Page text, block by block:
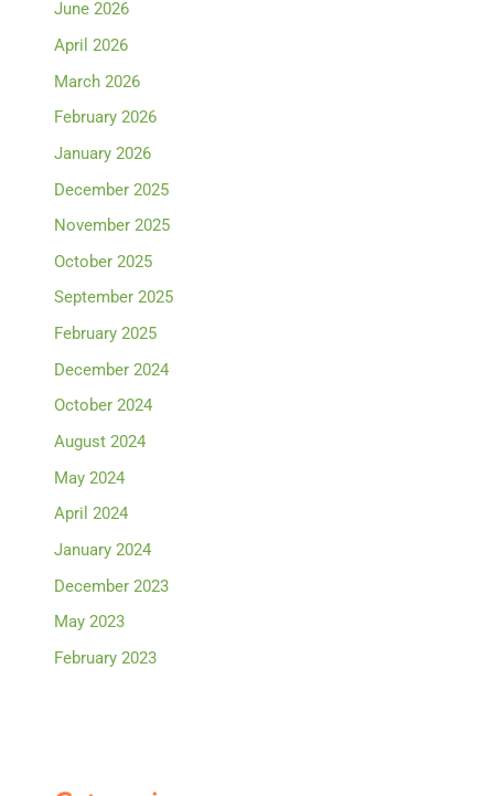
June 2026
April 2026
March 2026
February 2026
January 2026
December 2025
November 2025
October 2025
September 2025
February 2025
December 2024
October 2024
August 2024
May 2024
April 2024
January 2024
December 2023
May 2023
February 2023